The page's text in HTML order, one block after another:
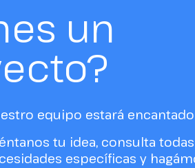
un
equipo estará
tu idea, consulta
específicas y